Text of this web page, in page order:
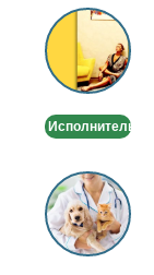
Тантрический
массаж
Исполнитель
Ветеринарный
врач
-
Выезд